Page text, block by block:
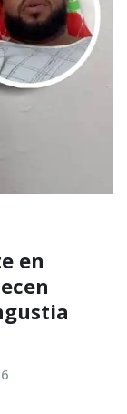
en